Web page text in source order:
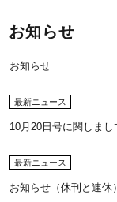
お知らせ
お知らせ
最新ニュース
10月20日号に関しまし
最新ニュース
お知らせ（休刊と連休）